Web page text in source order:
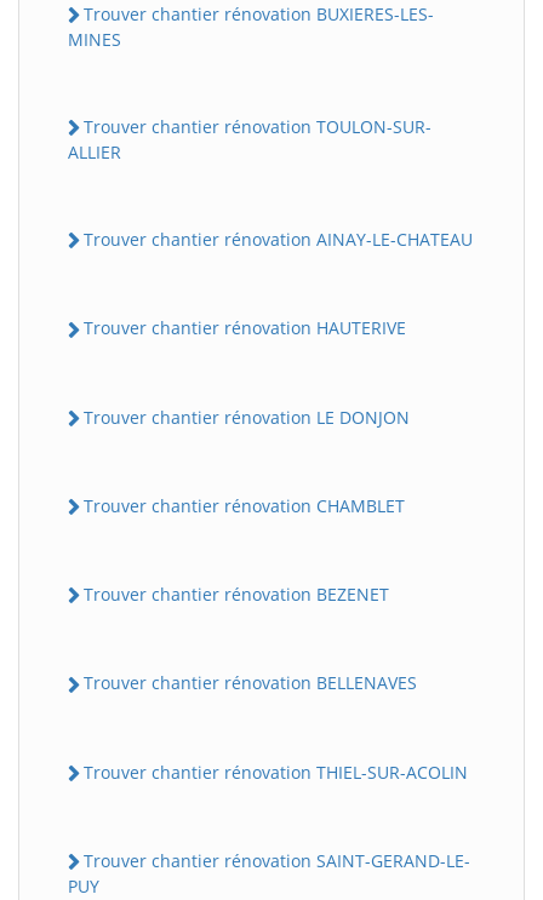
Trouver chantier rénovation BUXIERES-LES-
MINES
Trouver chantier rénovation TOULON-SUR-
ALLIER
Trouver chantier rénovation AINAY-LE-CHATEAU
Trouver chantier rénovation HAUTERIVE
Trouver chantier rénovation LE DONJON
Trouver chantier rénovation CHAMBLET
Trouver chantier rénovation BEZENET
Trouver chantier rénovation BELLENAVES
Trouver chantier rénovation THIEL-SUR-ACOLIN
Trouver chantier rénovation SAINT-GERAND-LE-
PUY